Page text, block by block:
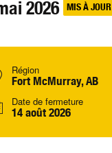
2026 MIS À
Région
Fort McMurray, AB
Date de fermeture
14 août 2026